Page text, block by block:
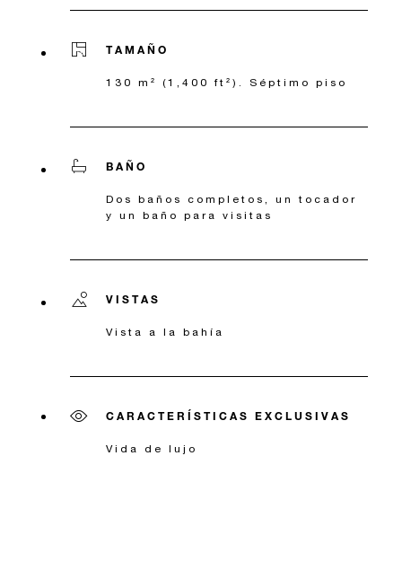
TAMAÑO
130 m² (1,400 ft²). Séptimo piso
BAÑO
Dos baños completos, un tocador
y un baño para visitas
VISTAS
Vista a la bahía
CARACTERÍSTICAS EXCLUSIVAS
Vida de lujo